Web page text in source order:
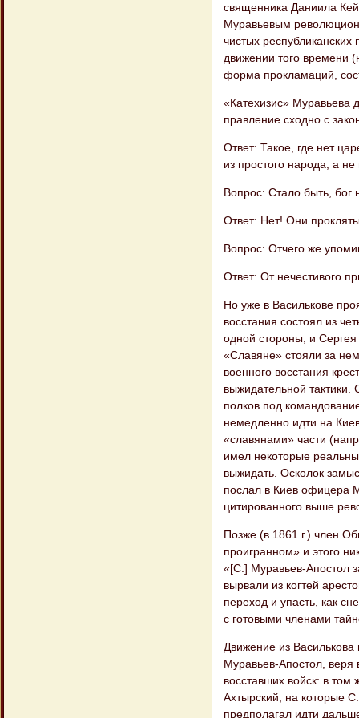
священника Даниила
Муравьевым
чистых
движении того времени
форма прокламаций,
«Катехизис» Муравьева
правление сходно с
Ответ: Такое, где нет
из простого народа, а
Вопрос: Стало быть, бог
Ответ: Нет! Они
Вопрос: Отчего же
Ответ: От нечестивого
Но уже в Василькове
восстания состоял из
одной стороны, и
«Славяне» стояли за
военного восстания
выжидательной
полков под
немедленно идти на
«славянами» части
имел некоторые
выжидать. Осколок
послал в Киев офицера
цитированного выше
Позже (в 1861 г.) член
проигранном» и этого
«[С.] Муравьев-Апостол
вырвали из когтей
переход и упасть, как
с готовыми членами
Движение из
Муравьев-Апостол, веря
восставших войск: в том
Ахтырский, на которые
предполагал идти